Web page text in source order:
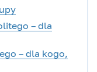
– dla
– dla kogo,